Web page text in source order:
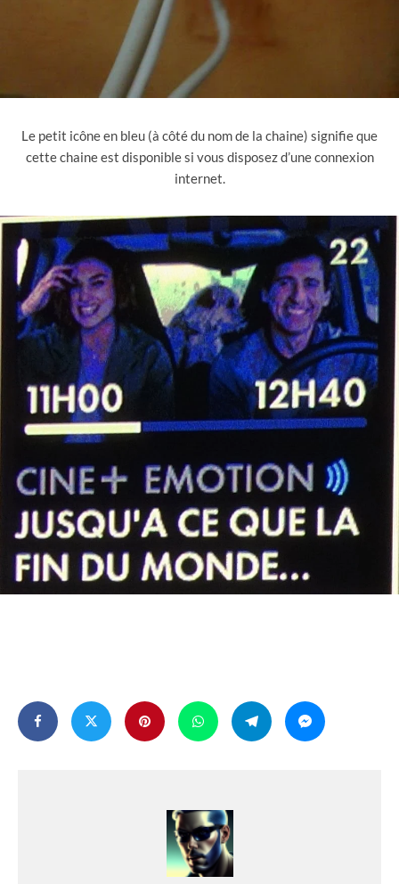
Le petit icône en bleu (à côté du nom de la chaine) signifie que
cette chaine est disponible si vous disposez d’une connexion
internet.